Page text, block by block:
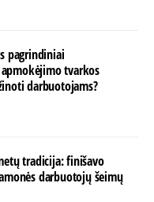
pagrindiniai
tvarkos
darbuotojams?
tradicija: finišavo
darbuotojų šeimų